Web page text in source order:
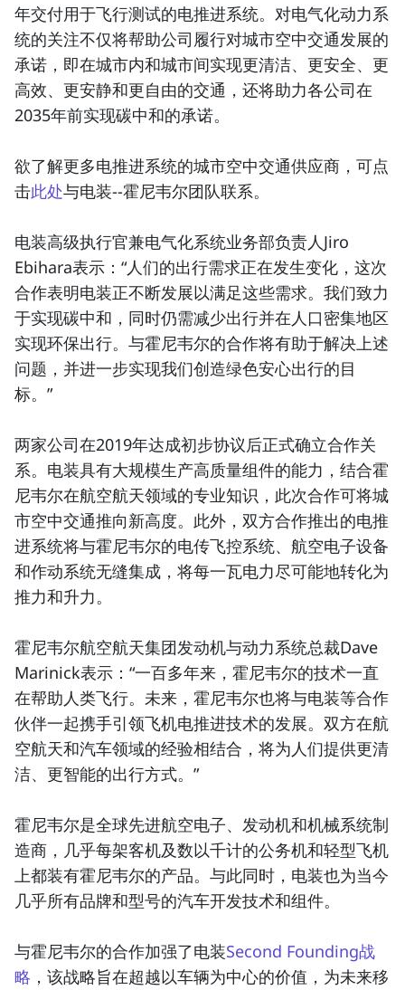
年交付用于飞行测试的电推进系统。对电气化动力系
统的关注不仅将帮助公司履行对城市空中交通发展的
承诺，即在城市内和城市间实现更清洁、更安全、更
高效、更安静和更自由的交通，还将助力各公司在
2035年前实现碳中和的承诺。
欲了解更多电推进系统的城市空中交通供应商，可点
击此处与电装--霍尼韦尔团队联系。
电装高级执行官兼电气化系统业务部负责人Jiro
Ebihara表示：“人们的出行需求正在发生变化，这次
合作表明电装正不断发展以满足这些需求。我们致力
于实现碳中和，同时仍需减少出行并在人口密集地区
实现环保出行。与霍尼韦尔的合作将有助于解决上述
问题，并进一步实现我们创造绿色安心出行的目
标。”
两家公司在2019年达成初步协议后正式确立合作关
系。电装具有大规模生产高质量组件的能力，结合霍
尼韦尔在航空航天领域的专业知识，此次合作可将城
市空中交通推向新高度。此外，双方合作推出的电推
进系统将与霍尼韦尔的电传飞控系统、航空电子设备
和作动系统无缝集成，将每一瓦电力尽可能地转化为
推力和升力。
霍尼韦尔航空航天集团发动机与动力系统总裁Dave
Marinick表示：“一百多年来，霍尼韦尔的技术一直
在帮助人类飞行。未来，霍尼韦尔也将与电装等合作
伙伴一起携手引领飞机电推进技术的发展。双方在航
空航天和汽车领域的经验相结合，将为人们提供更清
洁、更智能的出行方式。”
霍尼韦尔是全球先进航空电子、发动机和机械系统制
造商，几乎每架客机及数以千计的公务机和轻型飞机
上都装有霍尼韦尔的产品。与此同时，电装也为当今
几乎所有品牌和型号的汽车开发技术和组件。
与霍尼韦尔的合作加强了电装Second Founding战
略 ，该战略旨在超越以车辆为中心的价值，为未来移